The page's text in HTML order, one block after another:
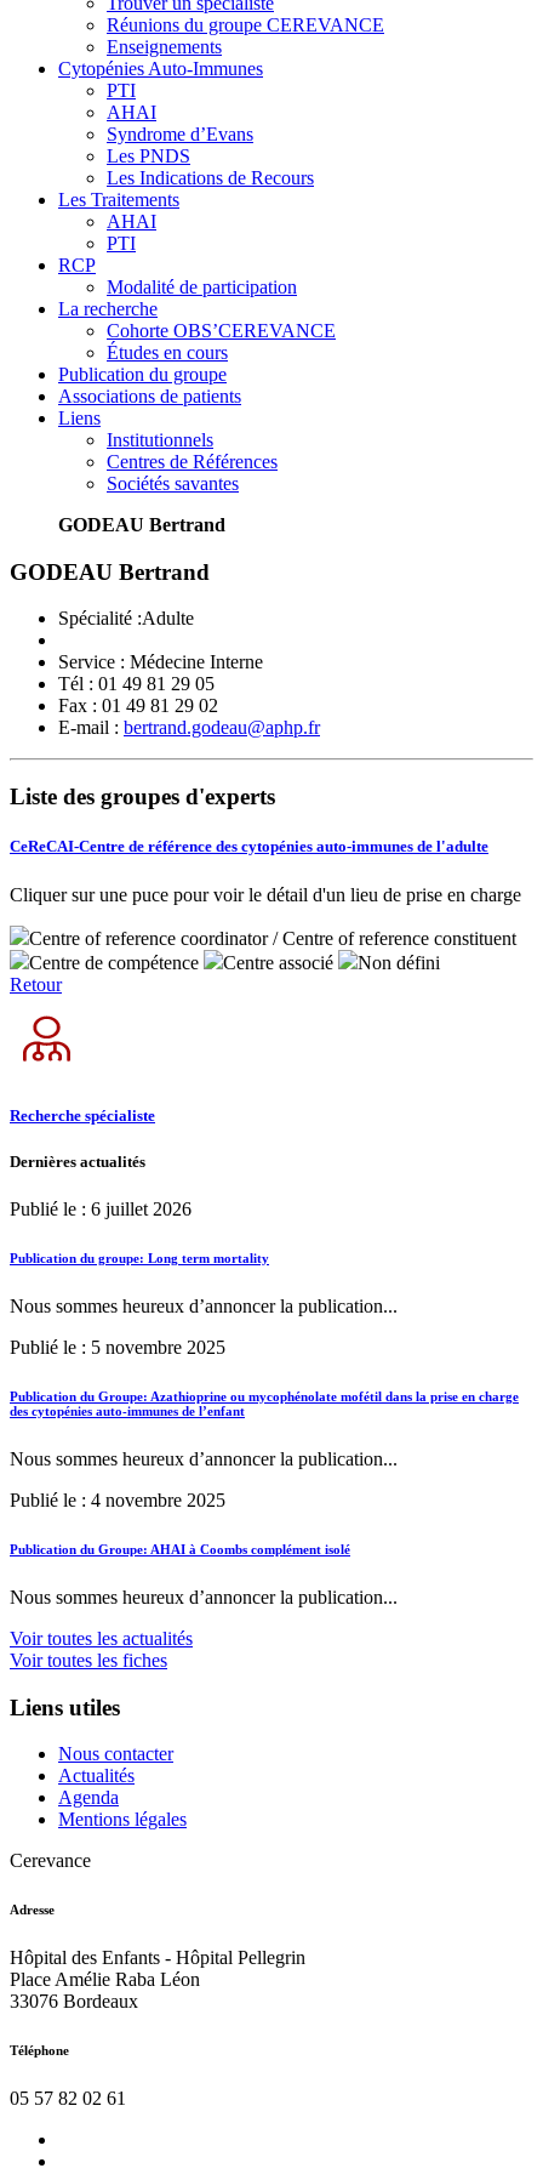
Réunions du groupe CEREVANCE
Enseignements
Cytopénies Auto-Immunes
PTI
AHAI
Syndrome d’Evans
Les PNDS
Les Indications de Recours
Les Traitements
AHAI
PTI
RCP
Modalité de participation
La recherche
Cohorte OBS’CEREVANCE
Études en cours
Publication du groupe
Associations de patients
Liens
Institutionnels
Centres de Références
Sociétés savantes
GODEAU Bertrand
GODEAU Bertrand
Spécialité :Adulte
Service : Médecine Interne
Tél : 01 49 81 29 05
Fax : 01 49 81 29 02
E-mail : bertrand.godeau@aphp.fr
Liste des groupes d'experts
CeReCAI-Centre de référence des cytopénies auto-immunes de l'adulte
Cliquer sur une puce pour voir le détail d'un lieu de prise en charge
Centre of reference coordinator / Centre of reference constituent
Centre de compétence
Centre associé
Non défini
Retour
Recherche spécialiste
Dernières actualités
Publié le : 6 juillet 2026
Publication du groupe: Long term mortality
Nous sommes heureux d’annoncer la publication...
Publié le : 5 novembre 2025
Publication du Groupe: Azathioprine ou mycophénolate mofétil dans la prise en charge
des cytopénies auto-immunes de l’enfant
Nous sommes heureux d’annoncer la publication...
Publié le : 4 novembre 2025
Publication du Groupe: AHAI à Coombs complément isolé
Nous sommes heureux d’annoncer la publication...
Voir toutes les actualités
Voir toutes les fiches
Liens utiles
Nous contacter
Actualités
Agenda
Mentions légales
Cerevance
Adresse
Hôpital des Enfants - Hôpital Pellegrin
Place Amélie Raba Léon
33076 Bordeaux
Téléphone
05 57 82 02 61